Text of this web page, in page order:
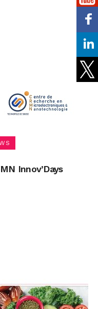
Innov’Days